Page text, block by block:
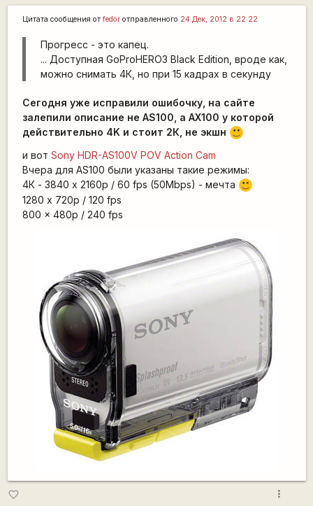
Цитата сообщения от fedorотправленного 24 Дек, 2012 в 22:22
Прогресс - это капец.
... Доступная GoProHERO3 Black Edition, вроде как,
можно снимать 4К, но при 15 кадрах в секунду
Сегодня уже исправили ошибочку, на сайте
залепили описание не AS100, а AX100 у которой
действительно 4K и стоит 2К, не экшн
:)
и вот Sony HDR-AS100V POV Action Cam
Вчера для AS100 были указаны такие режимы:
4К - 3840 x 2160p / 60 fps (50Mbps) - мечта
:)
1280 x 720p / 120 fps
800 x 480p / 240 fps
favorite_border more_vert